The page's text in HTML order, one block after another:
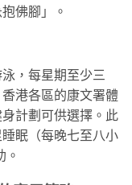
佛腳」。
，每星期至少三
港各區的康文署體
計劃可供選擇。此
眠（每晚七至八小
。